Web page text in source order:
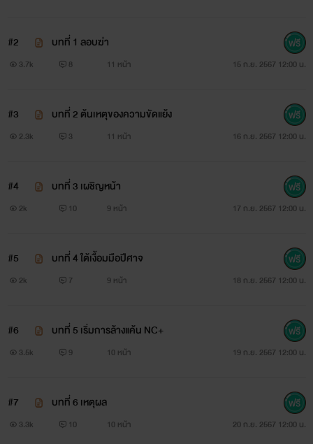
#2 บทที่ 1 ลอบฆ่า
3.7k 8 11 หน้า 15 ก.ย. 2567 12:00 น.
#3 บทที่ 2 ต้นเหตุของความขัดแย้ง
2.3k 3 11 หน้า 16 ก.ย. 2567 12:00 น.
#4 บทที่ 3 เผชิญหน้า
2k 10 9 หน้า 17 ก.ย. 2567 12:00 น.
#5 บทที่ 4 ใต้เงื้อมมือปีศาจ
2k 7 9 หน้า 18 ก.ย. 2567 12:00 น.
#6 บทที่ 5 เริ่มการล้างแค้น NC+
3.5k 9 10 หน้า 19 ก.ย. 2567 12:00 น.
#7 บทที่ 6 เหตุผล
3.3k 10 10 หน้า 20 ก.ย. 2567 12:00 น.